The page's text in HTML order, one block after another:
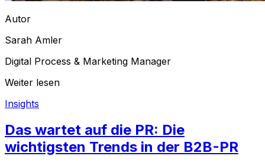
Autor
Sarah Amler
Digital Process & Marketing Manager
Weiter lesen
Insights
Das wartet auf die PR: Die
wichtigsten Trends in der B2B-PR